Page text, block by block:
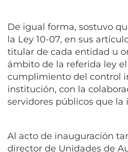
De igual forma, sostuvo
la Ley 10-07, en sus
titular de cada entidad u
ámbito de la referida ley
cumplimiento del control
institución, con la
servidores públicos que la
Al acto de inauguración
director de Unidades de